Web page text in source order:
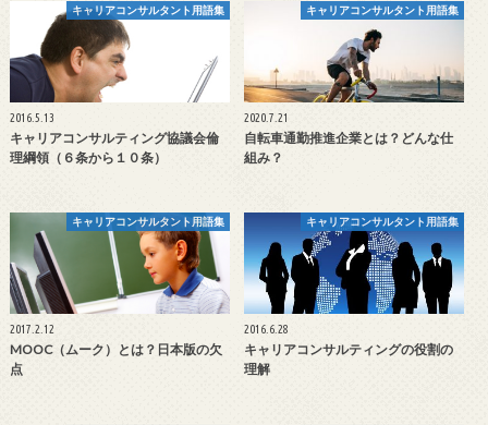
キャリアコンサルタント用語集
2016.5.13
キャリアコンサルティング協議会倫
理綱領（６条から１０条）
キャリアコンサルタント用語集
2020.7.21
自転車通勤推進企業とは？どんな仕
組み？
キャリアコンサルタント用語集
2017.2.12
MOOC（ムーク）とは？日本版の欠
点
キャリアコンサルタント用語集
2016.6.28
キャリアコンサルティングの役割の
理解